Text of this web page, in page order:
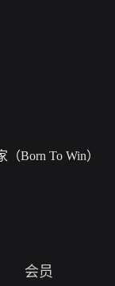
（Born To Win）
会员